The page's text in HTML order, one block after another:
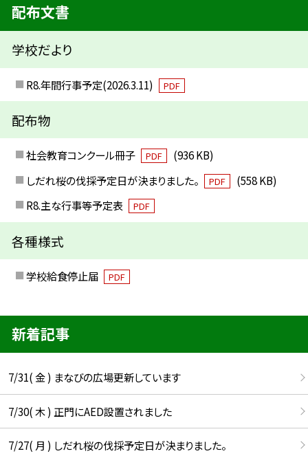
配布文書
学校だより
R8.年間行事予定(2026.3.11) PDF
配布物
社会教育コンクール冊子 PDF
(936 KB)
しだれ桜の伐採予定日が決まりました。
PDF
(558 KB)
R8.主な行事等予定表
PDF
各種様式
学校給食停止届 PDF
新着記事
7/31( 金 ) まなびの広場更新しています
7/30( 木 ) 正門にAED設置されました
7/27( 月 ) しだれ桜の伐採予定日が決まりました。